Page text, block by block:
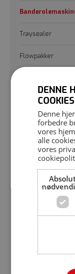
Traysealer
Flowpakker
Vakuumpakker
Krympetunnel
Rundbord
Vinkelsvejser
Brugte
DENNE
COOKIES
Denne
forbedre
vores
alle
vores